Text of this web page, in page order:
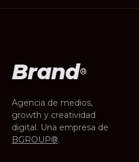
Brand®
Agencia de medios,
growth y creatividad
digital. Una empresa de
BGROUP®.